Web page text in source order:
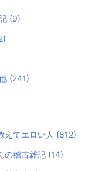
(9)
(241)
えてエロい人 (812)
の稽古雑記 (14)